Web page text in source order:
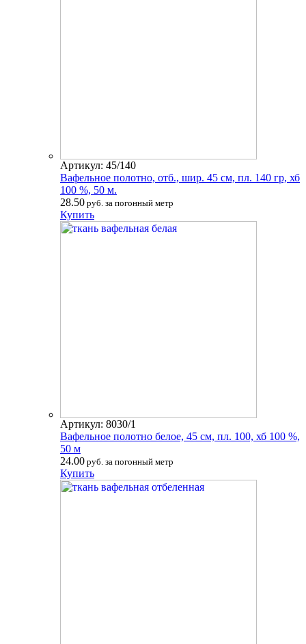
Артикул: 45/140
Вафельное полотно, отб., шир. 45 см, пл. 140 гр, хб
100 %, 50 м.
28.50 руб. за погонный метр
Купить
Артикул: 8030/1
Вафельное полотно белое, 45 см, пл. 100, хб 100 %,
50 м
24.00 руб. за погонный метр
Купить